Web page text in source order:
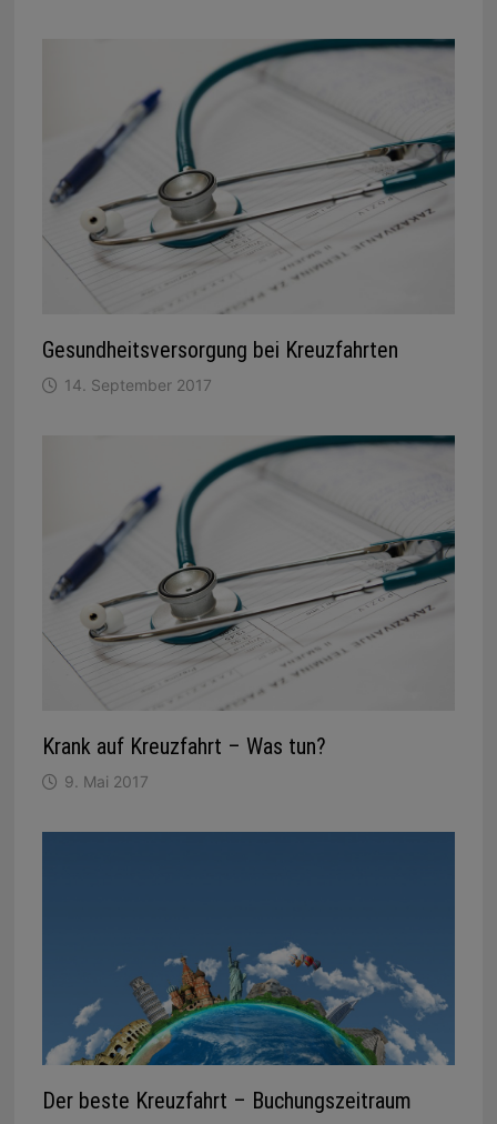
Gesundheitsversorgung bei Kreuzfahrten
14. September 2017
Krank auf Kreuzfahrt – Was tun?
9. Mai 2017
Der beste Kreuzfahrt – Buchungszeitraum